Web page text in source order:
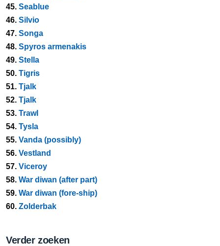
45. Seablue
46. Silvio
47. Songa
48. Spyros armenakis
49. Stella
50. Tigris
51. Tjalk
52. Tjalk
53. Trawl
54. Tysla
55. Vanda (possibly)
56. Vestland
57. Viceroy
58. War diwan (after part)
59. War diwan (fore-ship)
60. Zolderbak
Verder zoeken